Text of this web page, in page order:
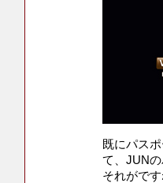
既にパス
て、JUN
それがで